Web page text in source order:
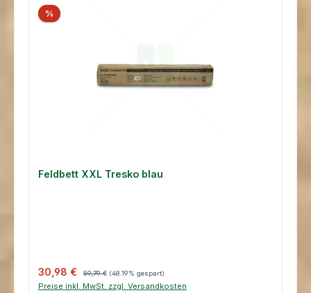
%
Feldbett XXL Tresko blau
Verkaufspreis:
30,98 € Regulärer Preis:
59,79 € (48.19% gespart)
Preise inkl. MwSt. zzgl. Versandkosten